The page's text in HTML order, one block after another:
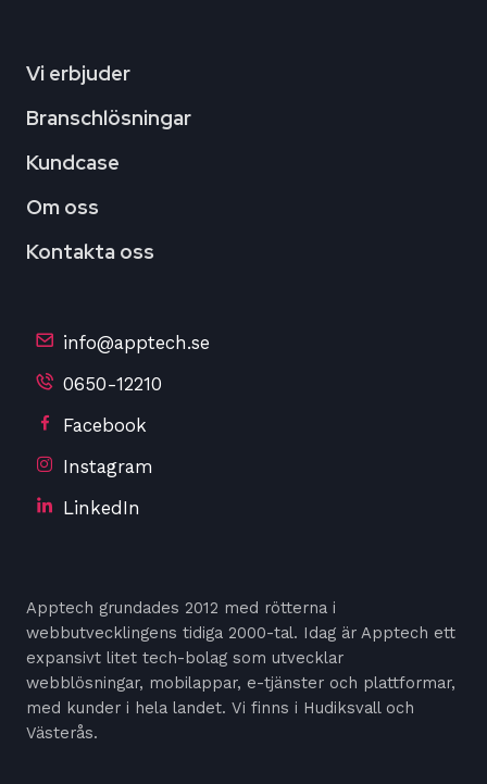
Vi erbjuder
Branschlösningar
Kundcase
Om oss
Kontakta oss
info@apptech.se
0650-12210
Facebook
Instagram
LinkedIn
Apptech grundades 2012 med rötterna i
webbutvecklingens tidiga 2000-tal. Idag är Apptech ett
expansivt litet tech-bolag som utvecklar
webblösningar, mobilappar, e-tjänster och plattformar,
med kunder i hela landet. Vi finns i Hudiksvall och
Västerås.